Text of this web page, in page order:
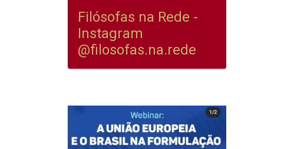
Filósofas na Rede -
Instagram
@filosofas.na.rede